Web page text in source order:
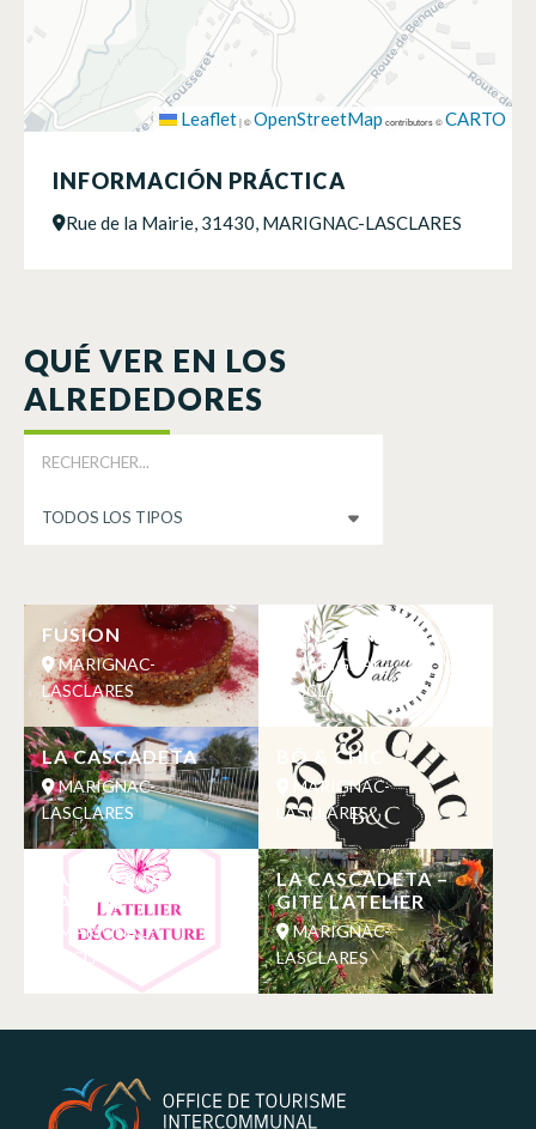
Leaflet|©OpenStreetMap contributors ©CARTO
INFORMACIÓN PRÁCTICA
Rue de la Mairie, 31430, MARIGNAC-LASCLARES
QUÉ VER EN LOS
ALREDEDORES
FUSION
MARIGNAC-
LASCLARES
NANOU NAILS
MARIGNAC-
LASCLARES
LA CASCADETA
MARIGNAC-
LASCLARES
BÔ & CHIC
MARIGNAC-
LASCLARES
L’ATELIER DECO-
NATURE
MARIGNAC-
LASCLARES
LA CASCADETA –
GITE L’ATELIER
MARIGNAC-
LASCLARES